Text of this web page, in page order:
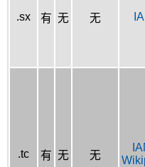
.sx 有 无 无
.tc 有 无 无